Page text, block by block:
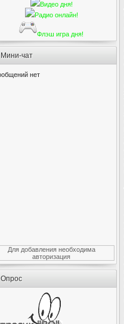
Видео дня!
Радио онлайн!
Флэш игра дня!
Мини-чат
Для добавления необходима
авторизация
Опрос